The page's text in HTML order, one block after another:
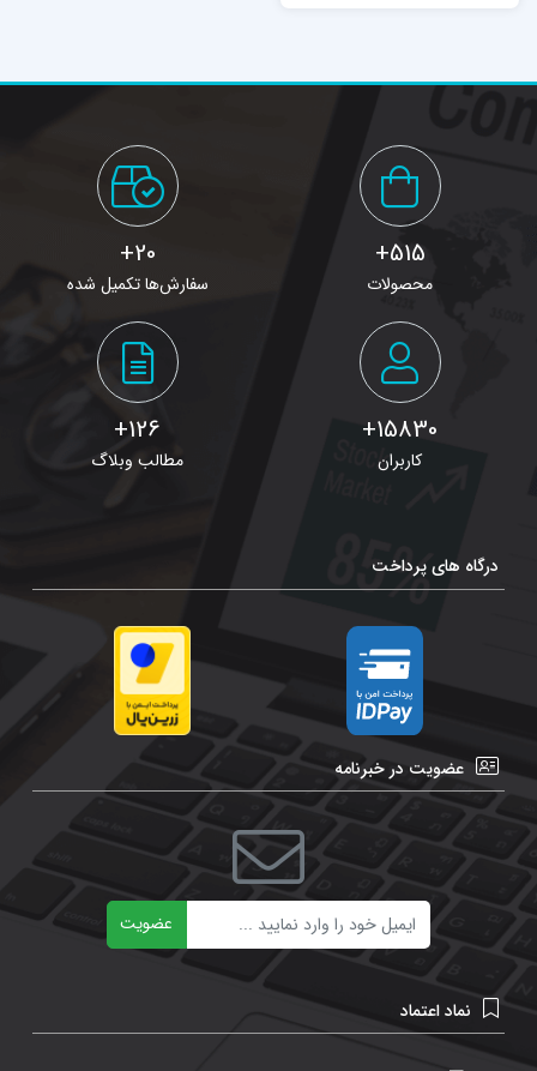
515+
محصولات
20+
سفارش‌ها تکمیل شده
15830+
کاربران
126+
مطالب وبلاگ
درگاه های پرداخت
عضویت در خبرنامه
عضویت
نماد اعتماد